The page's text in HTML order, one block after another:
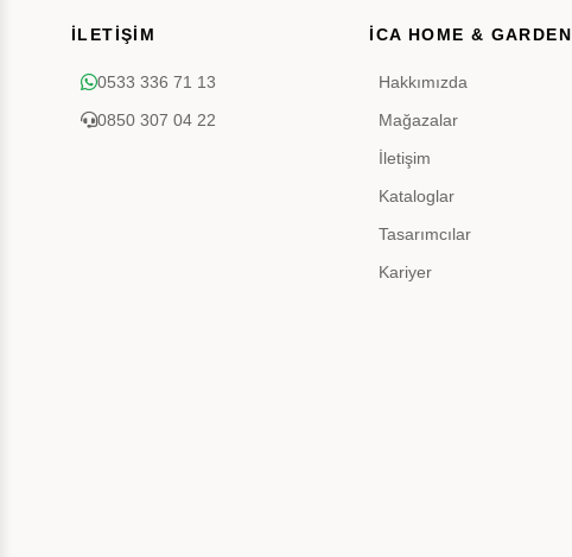
İLETİŞİM
0533 336 71 13
0850 307 04 22
İCA HOME & GARDEN
Hakkımızda
Mağazalar
İletişim
Kataloglar
Tasarımcılar
Kariyer